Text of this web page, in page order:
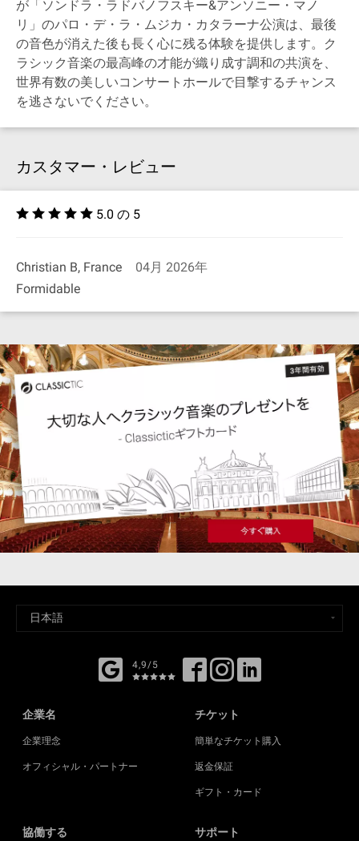
が「ソンドラ・ラドバノフスキー&アンソニー・マノ
リ」のパロ・デ・ラ・ムジカ・カタラーナ公演は、最後
の音色が消えた後も長く心に残る体験を提供します。ク
ラシック音楽の最高峰の才能が織り成す調和の共演を、
世界有数の美しいコンサートホールで目撃するチャンス
を逃さないでください。
カスタマー・レビュー
5.0 の 5
Christian B, France
04月 2026年
Formidable
4,9/5
企業名
企業理念
オフィシャル・パートナー
チケット
簡単なチケット購入
返金保証
ギフト・カード
協働する サポート